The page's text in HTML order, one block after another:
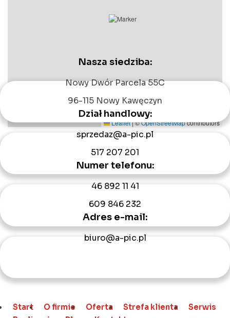
Leaflet|©OpenStreetMapcontributors
Nasza siedziba:
Nowy Dwór Parcela 55C
96-115 Nowy Kawęczyn
Dział handlowy:
sprzedaz@a-pic.pl
517 207 201
Numer telefonu:
46 892 11 41
609 846 232
Adres e-mail:
biuro@a-pic.pl
Start O firmie Oferta Strefa klienta
Serwis